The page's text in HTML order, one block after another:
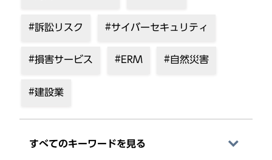
訴訟リスク サイバーセキュリティ
損害サービス ERM 自然災害
建設業
すべてのキーワードを⾒る